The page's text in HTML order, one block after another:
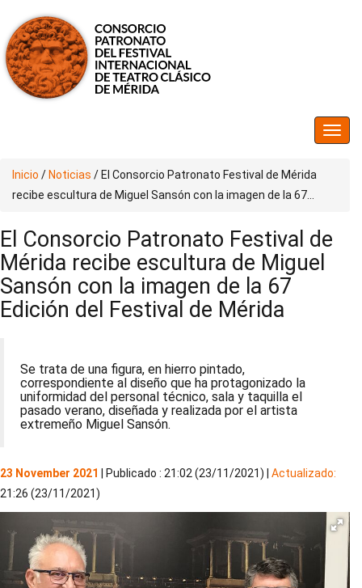
Inicio / Noticias / El Consorcio Patronato Festival de Mérida
recibe escultura de Miguel Sansón con la imagen de la 67...
El Consorcio Patronato Festival de
Mérida recibe escultura de Miguel
Sansón con la imagen de la 67
Edición del Festival de Mérida
Se trata de una figura, en hierro pintado,
correspondiente al diseño que ha protagonizado la
uniformidad del personal técnico, sala y taquilla el
pasado verano, diseñada y realizada por el artista
extremeño Miguel Sansón.
23 November 2021 | Publicado : 21:02 (23/11/2021) | Actualizado:
21:26 (23/11/2021)